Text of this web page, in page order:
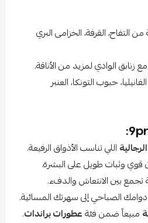
القرفة، الخزامى البري
زنابق الوادي لمزيد من الأناقة.
حبوب التونكا، العنبر
اللي تناسب الأذواق الرفيعة.
قوي وثبات طويل على البشرة.
تجمع بين الانتعاش والدفء.
الصباحي إلى سهرتك المسائية.
مبيعاً ضمن فئةعطورات براندات.